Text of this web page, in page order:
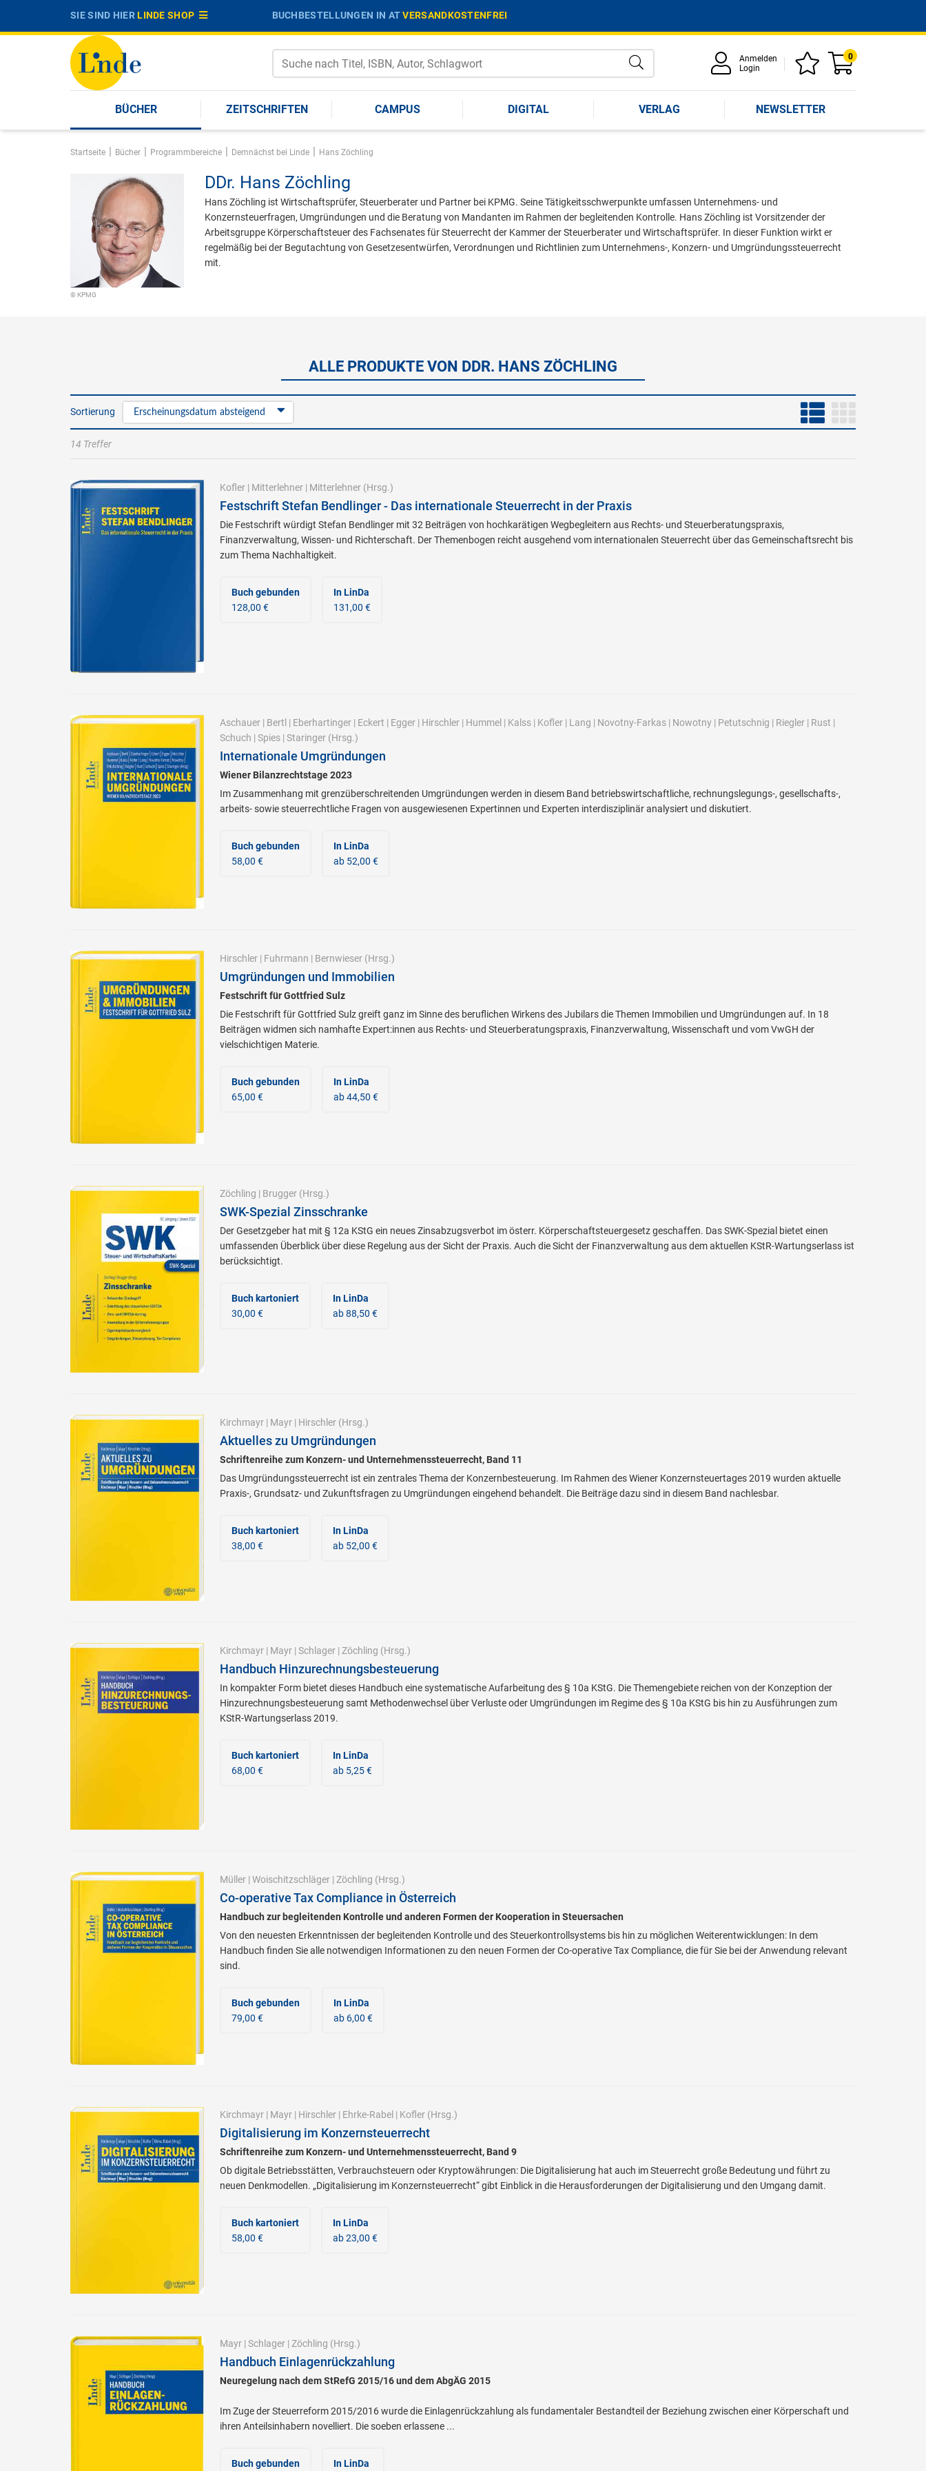
SIE SIND HIERLINDE SHOP BUCHBESTELLUNGEN IN ATVERSANDKOSTENFREI
Anmelden
Login
0
BÜCHER ZEITSCHRIFTEN CAMPUS DIGITAL VERLAG NEWSLETTER
Startseite | Bücher | Programmbereiche | Demnächst bei Linde | Hans Zöchling
© KPMG
DDr. Hans Zöchling
Hans Zöchling ist Wirtschaftsprüfer, Steuerberater und Partner bei KPMG. Seine Tätigkeitsschwerpunkte umfassen Unternehmens- und
Konzernsteuerfragen, Umgründungen und die Beratung von Mandanten im Rahmen der begleitenden Kontrolle. Hans Zöchling ist Vorsitzender der
Arbeitsgruppe Körperschaftsteuer des Fachsenates für Steuerrecht der Kammer der Steuerberater und Wirtschaftsprüfer. In dieser Funktion wirkt er
regelmäßig bei der Begutachtung von Gesetzesentwürfen, Verordnungen und Richtlinien zum Unternehmens-, Konzern- und Umgründungssteuerrecht
mit.
ALLE PRODUKTE VON DDR. HANS ZÖCHLING
Sortierung Erscheinungsdatum absteigend
14 Treffer
Kofler| Mitterlehner| Mitterlehner(Hrsg.)
Festschrift Stefan Bendlinger - Das internationale Steuerrecht in der Praxis
Die Festschrift würdigt Stefan Bendlinger mit 32 Beiträgen von hochkarätigen Wegbegleitern aus Rechts- und Steuerberatungspraxis,
Finanzverwaltung, Wissen- und Richterschaft. Der Themenbogen reicht ausgehend vom internationalen Steuerrecht über das Gemeinschaftsrecht bis
zum Thema Nachhaltigkeit.
Buch gebunden
128,00 €
In LinDa
131,00 €
Aschauer| Bertl | Eberhartinger| Eckert | Egger| Hirschler| Hummel | Kalss| Kofler| Lang | Novotny-Farkas| Nowotny| Petutschnig | Riegler| Rust |
Schuch | Spies| Staringer(Hrsg.)
Internationale Umgründungen
Wiener Bilanzrechtstage 2023
Im Zusammenhang mit grenzüberschreitenden Umgründungen werden in diesem Band betriebswirtschaftliche, rechnungslegungs-, gesellschafts-,
arbeits- sowie steuerrechtliche Fragen von ausgewiesenen Expertinnen und Experten interdisziplinär analysiert und diskutiert.
Buch gebunden
58,00 €
In LinDa
ab 52,00 €
Hirschler| Fuhrmann | Bernwieser(Hrsg.)
Umgründungen und Immobilien
Festschrift für Gottfried Sulz
Die Festschrift für Gottfried Sulz greift ganz im Sinne des beruflichen Wirkens des Jubilars die Themen Immobilien und Umgründungen auf. In 18
Beiträgen widmen sich namhafte Expert:innen aus Rechts- und Steuerberatungspraxis, Finanzverwaltung, Wissenschaft und vom VwGH der
vielschichtigen Materie.
Buch gebunden
65,00 €
In LinDa
ab 44,50 €
Zöchling | Brugger(Hrsg.)
SWK-Spezial Zinsschranke
Der Gesetzgeber hat mit § 12a KStG ein neues Zinsabzugsverbot im österr. Körperschaftsteuergesetz geschaffen. Das SWK-Spezial bietet einen
umfassenden Überblick über diese Regelung aus der Sicht der Praxis. Auch die Sicht der Finanzverwaltung aus dem aktuellen KStR-Wartungserlass ist
berücksichtigt.
Buch kartoniert
30,00 €
In LinDa
ab 88,50 €
Kirchmayr| Mayr| Hirschler(Hrsg.)
Aktuelles zu Umgründungen
Schriftenreihe zum Konzern- und Unternehmenssteuerrecht, Band 11
Das Umgründungssteuerrecht ist ein zentrales Thema der Konzernbesteuerung. Im Rahmen des Wiener Konzernsteuertages 2019 wurden aktuelle
Praxis-, Grundsatz- und Zukunftsfragen zu Umgründungen eingehend behandelt. Die Beiträge dazu sind in diesem Band nachlesbar.
Buch kartoniert
38,00 €
In LinDa
ab 52,00 €
Kirchmayr| Mayr| Schlager| Zöchling (Hrsg.)
Handbuch Hinzurechnungsbesteuerung
In kompakter Form bietet dieses Handbuch eine systematische Aufarbeitung des § 10a KStG. Die Themengebiete reichen von der Konzeption der
Hinzurechnungsbesteuerung samt Methodenwechsel über Verluste oder Umgründungen im Regime des § 10a KStG bis hin zu Ausführungen zum
KStR-Wartungserlass 2019.
Buch kartoniert
68,00 €
In LinDa
ab 5,25 €
Müller| Woischitzschläger| Zöchling (Hrsg.)
Co-operative Tax Compliance in Österreich
Handbuch zur begleitenden Kontrolle und anderen Formen der Kooperation in Steuersachen
Von den neuesten Erkenntnissen der begleitenden Kontrolle und des Steuerkontrollsystems bis hin zu möglichen Weiterentwicklungen: In dem
Handbuch finden Sie alle notwendigen Informationen zu den neuen Formen der Co-operative Tax Compliance, die für Sie bei der Anwendung relevant
sind.
Buch gebunden
79,00 €
In LinDa
ab 6,00 €
Kirchmayr| Mayr| Hirschler| Ehrke-Rabel | Kofler(Hrsg.)
Digitalisierung im Konzernsteuerrecht
Schriftenreihe zum Konzern- und Unternehmenssteuerrecht, Band 9
Ob digitale Betriebsstätten, Verbrauchsteuern oder Kryptowährungen: Die Digitalisierung hat auch im Steuerrecht große Bedeutung und führt zu
neuen Denkmodellen. „Digitalisierung im Konzernsteuerrecht“ gibt Einblick in die Herausforderungen der Digitalisierung und den Umgang damit.
Buch kartoniert
58,00 €
In LinDa
ab 23,00 €
Mayr| Schlager| Zöchling (Hrsg.)
Handbuch Einlagenrückzahlung
Neuregelung nach dem StRefG 2015/16 und dem AbgÄG 2015
Im Zuge der Steuerreform 2015/2016 wurde die Einlagenrückzahlung als fundamentaler Bestandteil der Beziehung zwischen einer Körperschaft und
ihren Anteilsinhabern novelliert. Die soeben erlassene ...
Buch gebunden In LinDa